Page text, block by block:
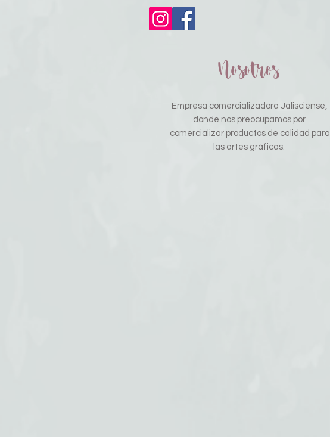
Nosotros
Empresa comercializadora Jalisciense,
donde nos preocupamos por
comercializar productos de calidad para
las artes gráficas.